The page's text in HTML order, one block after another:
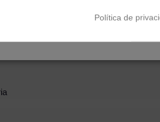
Política de